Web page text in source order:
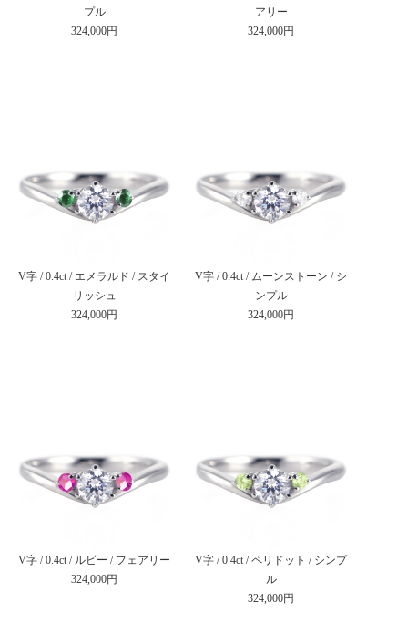
プル
324,000円
アリー
324,000円
V字 / 0.4ct / エメラルド / スタイ
リッシュ
324,000円
V字 / 0.4ct / ムーンストーン / シ
ンプル
324,000円
V字 / 0.4ct / ルビー / フェアリー
324,000円
V字 / 0.4ct / ペリドット / シンプ
ル
324,000円